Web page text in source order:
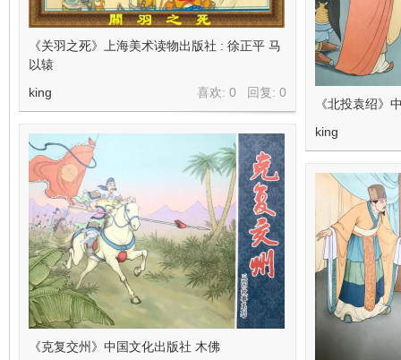
《关羽之死》上海美术读物出版社 : 徐正平 马
以辕
喜欢: 0 回复: 0
king
《北投袁绍》
king
《克复交州》中国文化出版社 木佛